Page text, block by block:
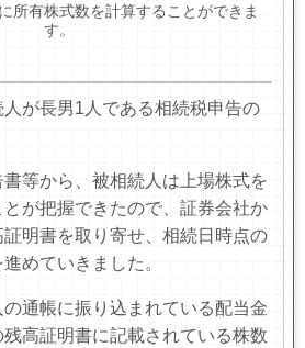
所有株式数を計算することができま
す。
が長男1 人である相続税申告の
等から、被相続人は上場株式を
が把握できたので、証券会社か
明書を取り寄せ、相続日時点の
めていきました。
通帳に振り込まれている配当金
高証明書に記載されている株数